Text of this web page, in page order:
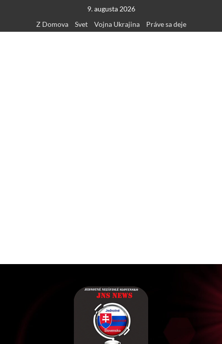
content
9. augusta 2026
Z Domova
Svet Vojna Ukrajina Práve sa deje